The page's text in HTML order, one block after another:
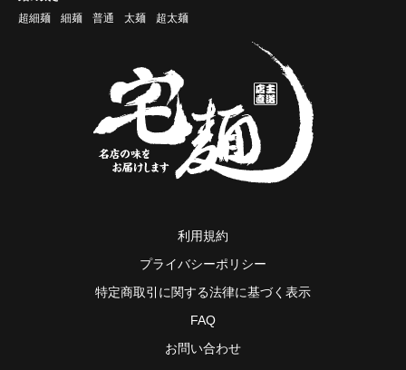
超細麺
細麺 普通 太麺 超太麺
利用規約
プライバシーポリシー
特定商取引に関する法律に基づく表示
FAQ
お問い合わせ